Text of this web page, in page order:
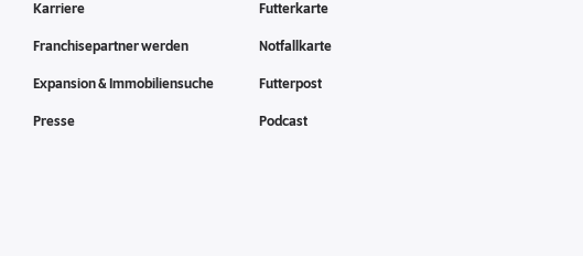
Karriere
Franchisepartner werden
Expansion & Immobiliensuche
Presse
Futterkarte
Notfallkarte
Futterpost
Podcast